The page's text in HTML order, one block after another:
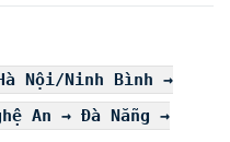
Nội/Ninh Bình →
An → Đà Nẵng →